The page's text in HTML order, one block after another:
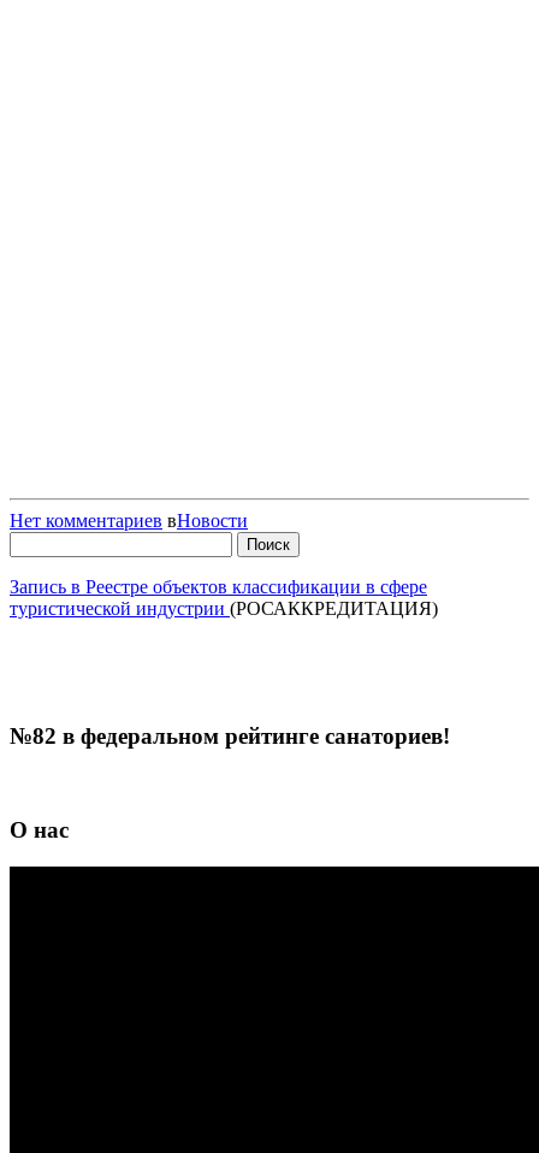
Нет комментариев вНовости
Запись в Реестре объектов классификации в сфере
туристической индустрии (РОСАККРЕДИТАЦИЯ)
№82 в федеральном рейтинге санаториев!
О нас